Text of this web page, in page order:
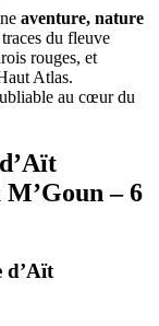
aventure, nature
du fleuve
rouges, et
Atlas.
au cœur du
M’Goun – 6
d’Aït